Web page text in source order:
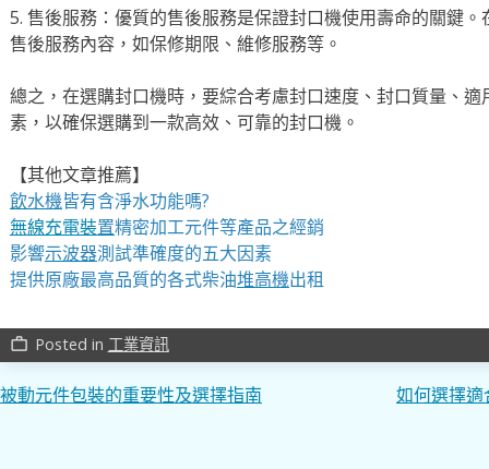
5. 售後服務：優質的售後服務是保證封口機使用壽命的關鍵
售後服務內容，如保修期限、維修服務等。
總之，在選購封口機時，要綜合考慮封口速度、封口質量、
素，以確保選購到一款高效、可靠的封口機。
【其他文章推薦】
飲水機皆有含淨水功能嗎?
無線充電裝置精密加工元件等產品之經銷
影響示波器測試準確度的五大因素
提供原廠最高品質的各式柴油堆高機出租
work_outline Posted in 工業資訊
文
被動元件包裝的重要性及選擇指南 如何選擇